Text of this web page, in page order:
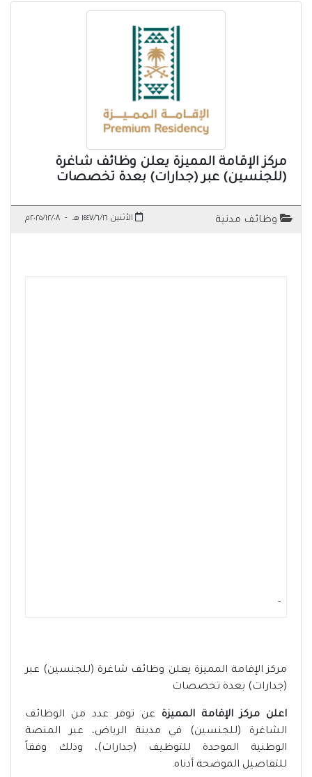
مركز الإقامة المميزة يعلن وظائف شاغرة
(للجنسين) عبر (جدارات) بعدة تخصصات
وظائف مدنية الأثنين ١٤٤٧/٦/١٦ هـ - ٢٠٢٥/١٢/٠٨م
-
مركز الإقامة المميزة يعلن وظائف شاغرة (للجنسين) عبر
(جدارات) بعدة تخصصات
اعلن مركز الإقامة المميزة عن توفر عدد من الوظائف
الشاغرة (للجنسين) في مدينة الرياض، عبر المنصة
الوطنية الموحدة للتوظيف (جدارات)، وذلك وفقاً
للتفاصيل الموضحة أدناه.